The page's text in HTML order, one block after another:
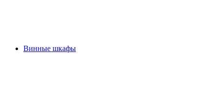
Винные шкафы